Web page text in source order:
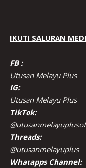
IKUTI SALURAN
FB :
Utusan Melayu Plus
IG:
Utusan Melayu Plus
TikTok:
Threads:
@utusanmelayuplus
Whatapps Channel: